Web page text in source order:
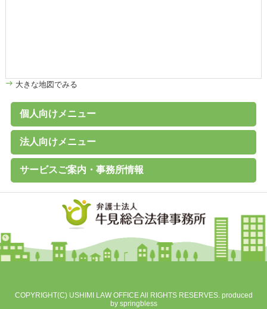
大きな地図でみる
個人向けメニュー
個人のお客様へ
家計診断・ライフプランアドバイス
債務整理（任意整理、個人再生、破産、過払い金の取戻し）
離婚その他家族の問題
高齢者の財産管理（後見、保佐、補助など）
遺言書作成、遺産分割、相続税対策
交通事故、その他各種事故
労働問題
（未払賃金、不当解雇、労災など）
その他の民事事件
刑事事件 （刑事弁護、被害者支援、告訴）
B型肝炎給付金
C型肝炎給付金
石綿（アスベスト）賠償金
破産に関するQ&A
過払い金に関するQ&A
離婚に関するQ&A
交通事故に関するQ&A
法人向けメニュー
法人のお客様へ
経営・法律顧問サービス
従業員支援プログラム（ＥＡＰ）
経営相談、経営計画作成サポートなど
会社設立、株主総会、代表訴訟、その他会社法務一般
売掛金等の与信管理・債権回収
契約書の作成・チェック
人事労務（就業規則、賃金、解雇など）
訴訟・紛争・クレーム
Ｍ＆Ａ・各種提携、事業承継
事業再生・倒産（民事再生、破産、特別清算）
サービスご案内・事務所情報
事務所案内
基本理念
初回相談（平日）無料
費用見積り無料
料金一覧
よくあるご質問
お客様の声
メールマガジン無料登録
講演・セミナー実績
対応エリア
採用情報
地図
個人情報保護方針
COPYRIGHT(C) USHIMI LAW OFFICE All RIGHTS RESERVES. produced
by springbless